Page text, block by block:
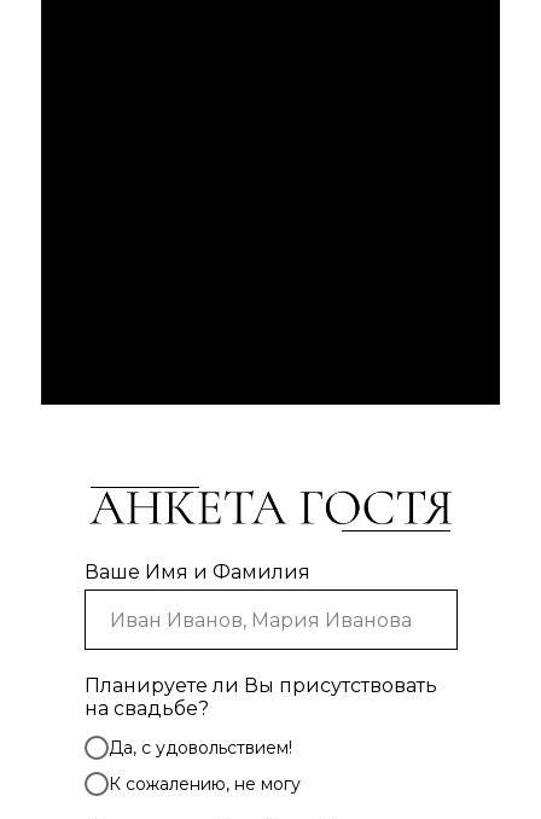
Ваше Имя и Фамилия
Планируете ли Вы присутствовать
на свадьбе?
Да, с удовольствием!
К сожалению, не могу